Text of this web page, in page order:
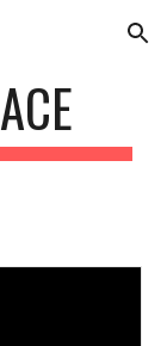
Skip to navigation